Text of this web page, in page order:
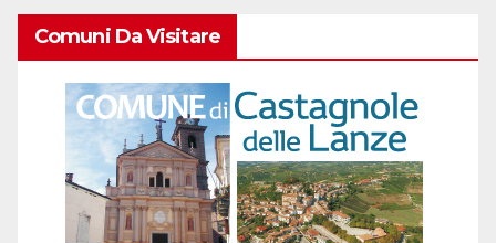
Comuni Da Visitare